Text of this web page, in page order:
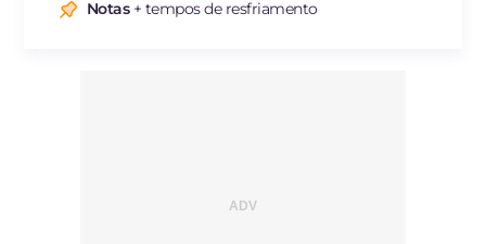
Notas+ tempos de resfriamento